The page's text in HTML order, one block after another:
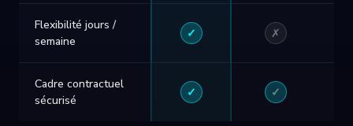
Flexibilité jours /
semaine
✓ ✗
Cadre contractuel
sécurisé
✓ ✓